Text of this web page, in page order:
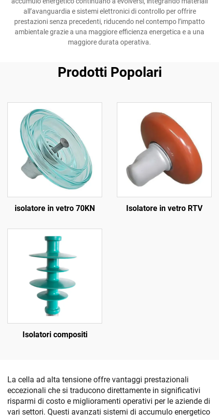
all’avanguardia e sistemi elettronici di controllo per offrire
prestazioni senza precedenti, riducendo nel contempo l’impatto
ambientale grazie a una maggiore efficienza energetica e a una
maggiore durata operativa.
Prodotti Popolari
isolatore in vetro 70KN Isolatore in vetro RTV
Isolatori compositi
La cella ad alta tensione offre vantaggi prestazionali
eccezionali che si traducono direttamente in significativi
risparmi di costo e miglioramenti operativi per le aziende di
vari settori. Questi avanzati sistemi di accumulo energetico